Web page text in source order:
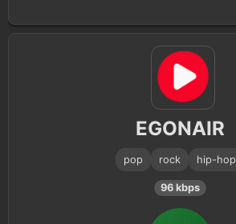
EGONAIR
pop rock hip-hop
96 kbps